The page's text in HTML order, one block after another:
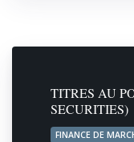
TITRES AU
SECURITIES)
FINANCE DE